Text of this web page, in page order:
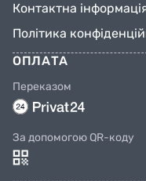
Контактна
Політика
ОПЛАТА
Переказом
За допомогою QR-коду